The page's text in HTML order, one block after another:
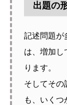
出題の
記述問題が
は、増加し
ります。
そしてその
も、いくつ